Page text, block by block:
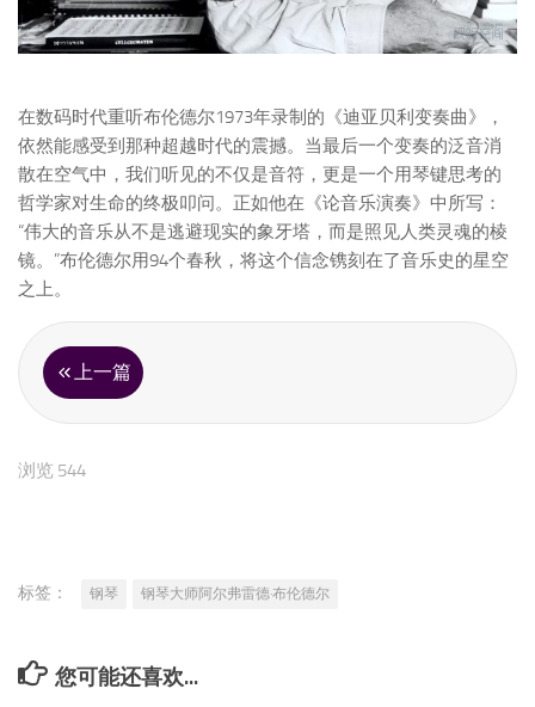
在数码时代重听布伦德尔1973年录制的《迪亚贝利变奏曲》，
依然能感受到那种超越时代的震撼。当最后一个变奏的泛音消
散在空气中，我们听见的不仅是音符，更是一个用琴键思考的
哲学家对生命的终极叩问。正如他在《论音乐演奏》中所写：
“伟大的音乐从不是逃避现实的象牙塔，而是照见人类灵魂的棱
镜。”布伦德尔用94个春秋，将这个信念镌刻在了音乐史的星空
之上。
上一篇
浏览 544
标签： 钢琴 钢琴大师阿尔弗雷德·布伦德尔
您可能还喜欢...